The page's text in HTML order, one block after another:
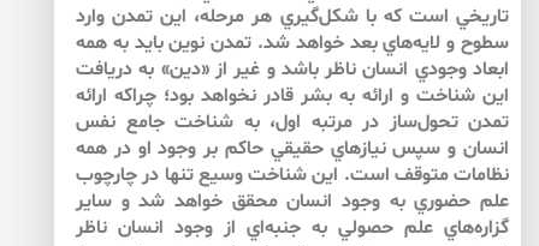
تاريخي است كه با شكل‌‌گيري هر مرحله، اين تمدن وارد
سطوح و لايه‌‌هاي بعد خواهد شد. تمدن نوين بايد به همه
ابعاد وجودي انسان ناظر باشد و غير از «دين» به دريافت
اين شناخت و ارائه به بشر قادر نخواهد بود؛ چراكه ارائه
تمدن تحول‌‌ساز در مرتبه اول، به شناخت جامع نفس
انسان و سپس نيازهاي حقيقي حاكم بر وجود او در همه
نظامات متوقف است. اين شناخت وسيع تنها در چارچوب
علم حضوري به وجود انسان محقق خواهد شد و ساير
گزاره‌‌هاي علم حصولي به جنبه‌‌اي از وجود انسان ناظر